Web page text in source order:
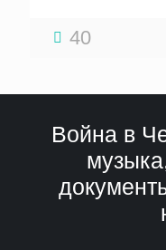
40
Война в